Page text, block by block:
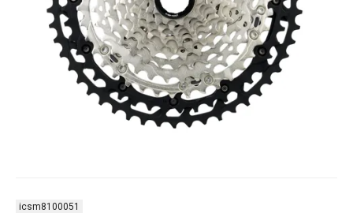
icsm8100051